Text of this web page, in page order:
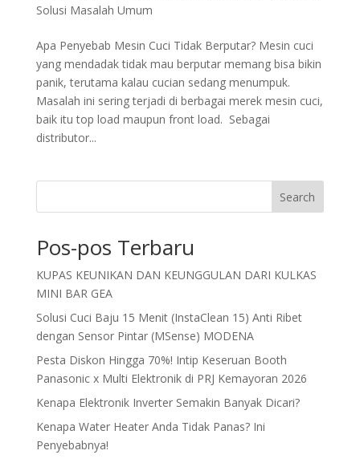
Solusi Masalah Umum
Apa Penyebab Mesin Cuci Tidak Berputar? Mesin cuci
yang mendadak tidak mau berputar memang bisa bikin
panik, terutama kalau cucian sedang menumpuk.
Masalah ini sering terjadi di berbagai merek mesin cuci,
baik itu top load maupun front load. Sebagai
distributor...
Search
Pos-pos Terbaru
KUPAS KEUNIKAN DAN KEUNGGULAN DARI KULKAS
MINI BAR GEA
Solusi Cuci Baju 15 Menit (InstaClean 15) Anti Ribet
dengan Sensor Pintar (MSense) MODENA
Pesta Diskon Hingga 70%! Intip Keseruan Booth
Panasonic x Multi Elektronik di PRJ Kemayoran 2026
Kenapa Elektronik Inverter Semakin Banyak Dicari?
Kenapa Water Heater Anda Tidak Panas? Ini
Penyebabnya!